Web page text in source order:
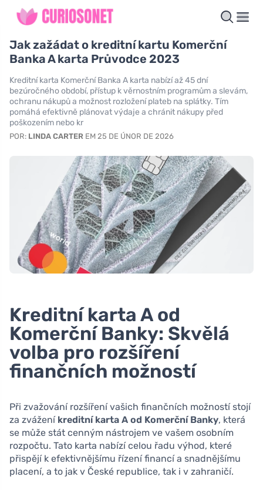
Jak zažádat o kreditní kartu Komerční
Banka A karta Průvodce 2023
Kreditní karta Komerční Banka A karta nabízí až 45 dní
bezúročného období, přístup k věrnostním programům a slevám,
ochranu nákupů a možnost rozložení plateb na splátky. Tím
pomáhá efektivně plánovat výdaje a chránit nákupy před
poškozením nebo kr
POR: LINDA CARTER EM 25 DE ÚNOR DE 2026
Kreditní karta A od
Komerční Banky: Skvělá
volba pro rozšíření
finančních možností
Při zvažování rozšíření vašich finančních možností stojí
za zvážení kreditní karta A od Komerční Banky, která
se může stát cenným nástrojem ve vašem osobním
rozpočtu. Tato karta nabízí celou řadu výhod, které
přispějí k efektivnějšímu řízení financí a snadnějšímu
placení, a to jak v České republice, tak i v zahraničí.